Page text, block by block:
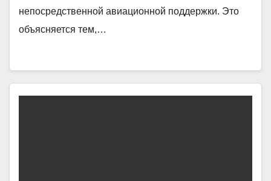
непосредственной авиационной поддержки. Это
объясняется тем,…